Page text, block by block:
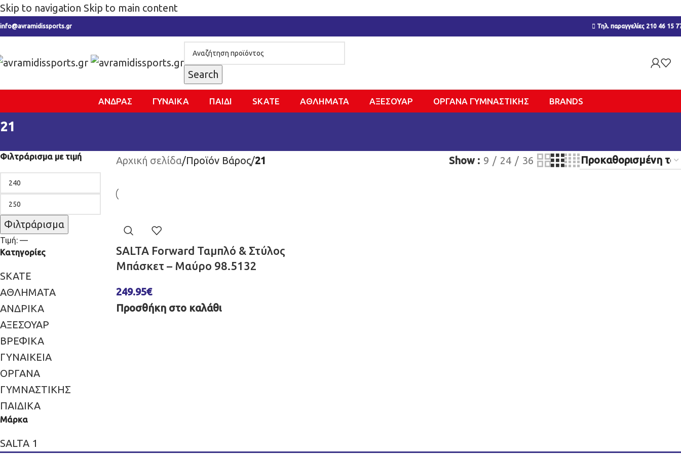
Skip to navigation Skip to main content
info@avramidissports.gr Τηλ. παραγγελίες 210 46 15
Search
ΑΝΔΡΑΣ ΓΥΝΑΙΚΑ ΠΑΙΔΙ SKATE ΑΘΛΗΜΑΤΑ ΑΞΕΣΟΥΑΡ ΌΡΓΑΝΑ ΓΥΜΝΑΣΤΙΚΉΣ BRANDS
21
Φιλτράρισμα με τιμή
Φιλτράρισμα
Τιμή: —
Κατηγορίες
SKATE
ΑΘΛΗΜΑΤΑ
ΑΝΔΡΙΚΑ
ΑΞΕΣΟΥΑΡ
ΒΡΕΦΙΚΑ
ΓΥΝΑΙΚΕΙΑ
ΟΡΓΑΝΑ
ΓΥΜΝΑΣΤΙΚΗΣ
ΠΑΙΔΙΚΑ
Μάρκα
SALTA 1
Αρχική σελίδα/Προϊόν Βάρος/21 Show 9 24 36
SALTA Forward Ταμπλό & Στύλος
Μπάσκετ – Μαύρο 98.5132
249.95€
Προσθήκη στο καλάθι